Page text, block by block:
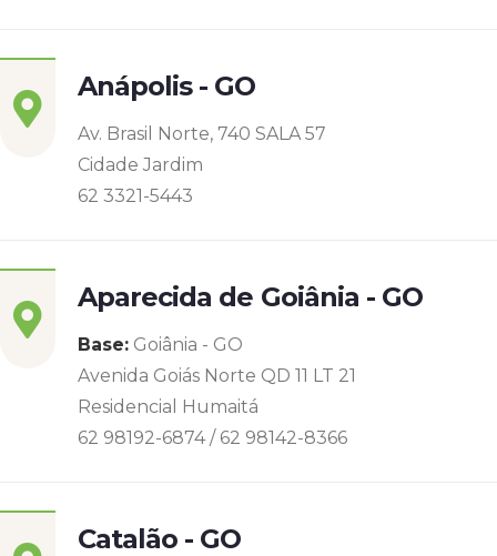
Anápolis - GO
Av. Brasil Norte, 740 SALA 57
Cidade Jardim
62 3321-5443
Aparecida de Goiânia - GO
Base: Goiânia - GO
Avenida Goiás Norte QD 11 LT 21
Residencial Humaitá
62 98192-6874 / 62 98142-8366
Catalão - GO